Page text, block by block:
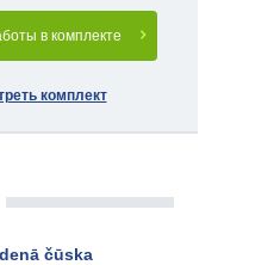
в комплекте
комплект
čūska